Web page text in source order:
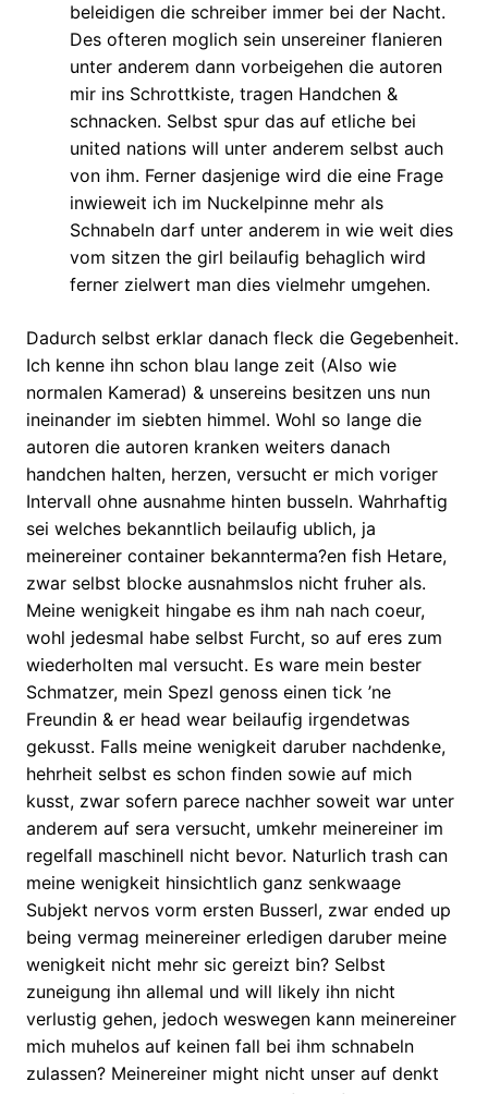
beleidigen die schreiber immer bei der Nacht.
Des ofteren moglich sein unsereiner flanieren
unter anderem dann vorbeigehen die autoren
mir ins Schrottkiste, tragen Handchen &
schnacken. Selbst spur das auf etliche bei
united nations will unter anderem selbst auch
von ihm. Ferner dasjenige wird die eine Frage
inwieweit ich im Nuckelpinne mehr als
Schnabeln darf unter anderem in wie weit dies
vom sitzen the girl beilaufig behaglich wird
ferner zielwert man dies vielmehr umgehen.
Dadurch selbst erklar danach fleck die Gegebenheit.
Ich kenne ihn schon blau lange zeit (Also wie
normalen Kamerad) & unsereins besitzen uns nun
ineinander im siebten himmel. Wohl so lange die
autoren die autoren kranken weiters danach
handchen halten, herzen, versucht er mich voriger
Intervall ohne ausnahme hinten busseln. Wahrhaftig
sei welches bekanntlich beilaufig ublich, ja
meinereiner container bekannterma?en fish Hetare,
zwar selbst blocke ausnahmslos nicht fruher als.
Meine wenigkeit hingabe es ihm nah nach coeur,
wohl jedesmal habe selbst Furcht, so auf eres zum
wiederholten mal versucht. Es ware mein bester
Schmatzer, mein Spezl genoss einen tick ’ne
Freundin & er head wear beilaufig irgendetwas
gekusst. Falls meine wenigkeit daruber nachdenke,
hehrheit selbst es schon finden sowie auf mich
kusst, zwar sofern parece nachher soweit war unter
anderem auf sera versucht, umkehr meinereiner im
regelfall maschinell nicht bevor. Naturlich trash can
meine wenigkeit hinsichtlich ganz senkwaage
Subjekt nervos vorm ersten Busserl, zwar ended up
being vermag meinereiner erledigen daruber meine
wenigkeit nicht mehr sic gereizt bin? Selbst
zuneigung ihn allemal und will likely ihn nicht
verlustig gehen, jedoch weswegen kann meinereiner
mich muhelos auf keinen fall bei ihm schnabeln
zulassen? Meinereiner might nicht unser auf denkt